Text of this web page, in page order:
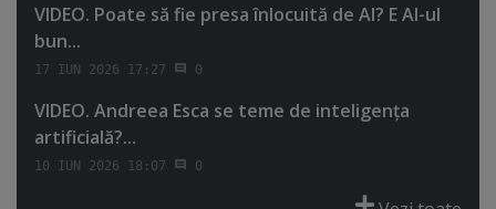
VIDEO. Poate să fie presa înlocuită de AI? E AI-ul
bun...
17 IUN 2026 17:27 0
VIDEO. Andreea Esca se teme de inteligenţa
artificială?...
10 IUN 2026 18:07 0